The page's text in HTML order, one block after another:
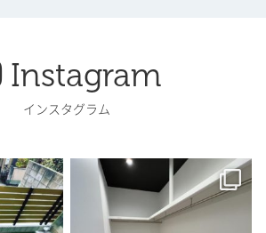
Instagram
インスタグラム